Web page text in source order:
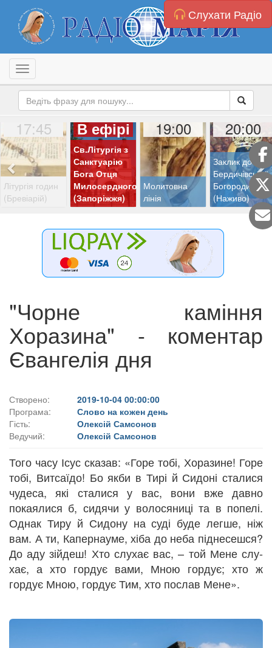
Слухати Радіо
Toggle navigation
17:45
Літургія годин
(Бревіарій)
В ефірі
Св.Літургія з
Санктуарію
Бога Отця
Милосердного
(Запоріжжя)
19:00
Молитовна
лінія
20:00
Заклик до
Бердичівської
Богородиці
(Наживо)
"Чорне каміння
Хоразина" - коментар
Євангелія дня
Створено:
2019-10-04 00:00:00
Програма:
Слово на кожен день
Гість:
Олексій Самсонов
Ведучий:
Олексій Самсонов
Того часу Ісус сказав: «Горе тобі, Хоразине! Горе
тобі, Витсаїдо! Бо якби в Тирі й Сидоні ста­лися
чудеса, які сталися у вас, во­ни вже давно
покаялися б, сидя­чи у волосяниці та в попелі.
Однак Тиру й Сидону на суді буде легше, ніж
вам. А ти, Капернауме, хіба до неба піднесешся?
До аду зійдеш! Хто слухає вас, – той Мене слу­­
хає, а хто гордує вами, Мною гордує; хто ж
гордує Мною, гордує Тим, хто послав Мене».